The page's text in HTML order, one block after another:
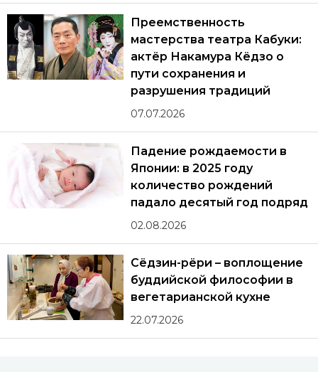
Преемственность
мастерства театра Кабуки:
актёр Накамура Кёдзо о
пути сохранения и
разрушения традиций
07.07.2026
Падение рождаемости в
Японии: в 2025 году
количество рождений
падало десятый год подряд
02.08.2026
Сёдзин-рёри – воплощение
буддийской философии в
вегетарианской кухне
22.07.2026